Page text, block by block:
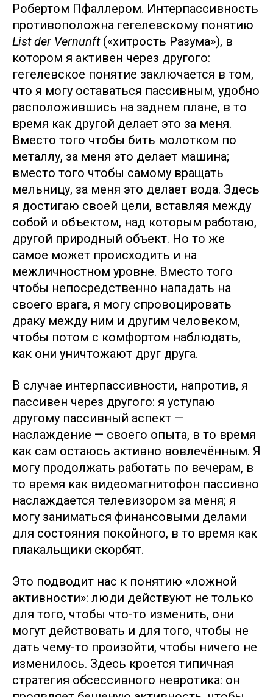
Робертом Пфаллером. Интерпассивность
противоположна гегелевскому понятию
List der Vernunft(«хитрость Разума»), в
котором я активен через другого:
гегелевское понятие заключается в том,
что я могу оставаться пассивным, удобно
расположившись на заднем плане, в то
время как другой делает это за меня.
Вместо того чтобы бить молотком по
металлу, за меня это делает машина;
вместо того чтобы самому вращать
мельницу, за меня это делает вода. Здесь
я достигаю своей цели, вставляя между
собой и объектом, над которым работаю,
другой природный объект. Но то же
самое может происходить и на
межличностном уровне. Вместо того
чтобы непосредственно нападать на
своего врага, я могу спровоцировать
драку между ним и другим человеком,
чтобы потом с комфортом наблюдать,
как они уничтожают друг друга.
В случае интерпассивности, напротив, я
пассивен через другого: я уступаю
другому пассивный аспект —
наслаждение — своего опыта, в то время
как сам остаюсь активно вовлечённым. Я
могу продолжать работать по вечерам, в
то время как видеомагнитофон пассивно
наслаждается телевизором за меня; я
могу заниматься финансовыми делами
для состояния покойного, в то время как
плакальщики скорбят.
Это подводит нас к понятию «ложной
активности»: люди действуют не только
для того, чтобы что-то изменить, они
могут действовать и для того, чтобы не
дать чему-то произойти, чтобы ничего не
изменилось. Здесь кроется типичная
стратегия обсессивного невротика: он